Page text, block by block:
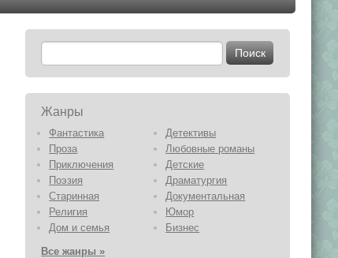
Жанры
Фантастика
Детективы
Проза
Любовные романы
Приключения
Детские
Поэзия
Драматургия
Старинная
Документальная
Религия
Юмор
Дом и семья
Бизнес
Все жанры »